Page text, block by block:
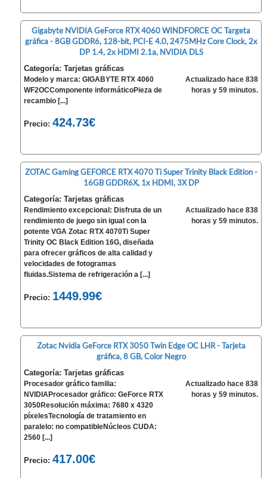
Gigabyte NVIDIA GeForce RTX 4060 WINDFORCE OC Targeta
gráfica - 8GB GDDR6, 128-bit, PCI-E 4.0, 2475MHz Core Clock, 2x
DP 1.4, 2x HDMI 2.1a, NVIDIA DLS
Categoría: Tarjetas gráficas
Modelo y marca: GIGABYTE RTX 4060
WF2OCComponente informáticoPieza de
recambio [...]
Precio:424.73€
Actualizado hace 838
horas y 59 minutos.
ZOTAC Gaming GEFORCE RTX 4070 Ti Super Trinity Black Edition -
16GB GDDR6X, 1x HDMI, 3X DP
Categoría: Tarjetas gráficas
Rendimiento excepcional: Disfruta de un
rendimiento de juego sin igual con la
potente VGA Zotac RTX 4070Ti Super
Trinity OC Black Edition 16G, diseñada
para ofrecer gráficos de alta calidad y
velocidades de fotogramas
fluidas.Sistema de refrigeración a [...]
Precio: 1449.99€
Actualizado hace 838
horas y 59 minutos.
Zotac Nvidia GeForce RTX 3050 Twin Edge OC LHR - Tarjeta
gráfica, 8 GB, Color Negro
Categoría: Tarjetas gráficas
Procesador gráfico familia:
NVIDIAProcesador gráfico: GeForce RTX
3050Resolución máxima: 7680 x 4320
píxelesTecnología de tratamiento en
paralelo: no compatibleNúcleos CUDA:
2560 [...]
Precio:417.00€
Actualizado hace 838
horas y 59 minutos.